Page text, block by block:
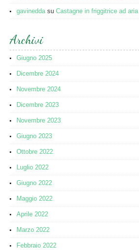
gavineddasuCastagne in friggitrice ad aria
Archivi
Giugno 2025
Dicembre 2024
Novembre 2024
Dicembre 2023
Novembre 2023
Giugno 2023
Ottobre 2022
Luglio 2022
Giugno 2022
Maggio 2022
Aprile 2022
Marzo 2022
Febbraio 2022